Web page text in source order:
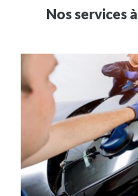
Nos services à